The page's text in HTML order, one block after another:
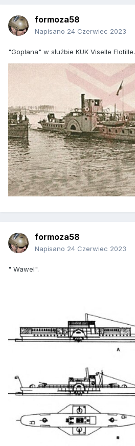
formoza58
Napisano 24 Czerwiec 2023
"Goplana" w służbie KUK Viselle Flotille.
formoza58
Napisano 24 Czerwiec 2023
" Wawel".